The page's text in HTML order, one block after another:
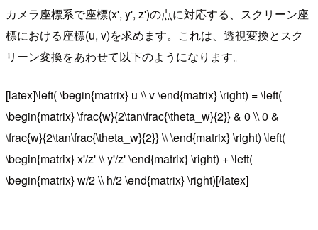
カメラ座標系で座標(x', y', z')の点に対応する、スクリーン座
標における座標(u, v)を求めます。これは、透視変換とスク
リーン変換をあわせて以下のようになります。
[latex]\left( \begin{matrix} u \\ v \end{matrix} \right) = \left(
\begin{matrix} \frac{w}{2\tan\frac{\theta_w}{2}} & 0 \\ 0 &
\frac{w}{2\tan\frac{\theta_w}{2}} \\ \end{matrix} \right) \left(
\begin{matrix} x'/z' \\ y'/z' \end{matrix} \right) + \left(
\begin{matrix} w/2 \\ h/2 \end{matrix} \right)[/latex]